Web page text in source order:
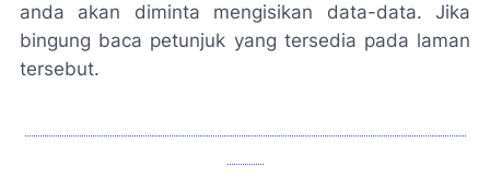
anda akan diminta mengisikan data-data. Jika
bingung baca petunjuk yang tersedia pada laman
tersebut.